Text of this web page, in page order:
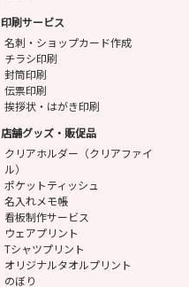
印刷サービス
名刺・ショップカード作成
チラシ印刷
封筒印刷
伝票印刷
挨拶状・はがき印刷
店舗グッズ・販促品
クリアホルダー（クリアファイ
ル）
ポケットティッシュ
名入れメモ帳
看板制作サービス
ウェアプリント
Tシャツプリント
オリジナルタオルプリント
のぼり